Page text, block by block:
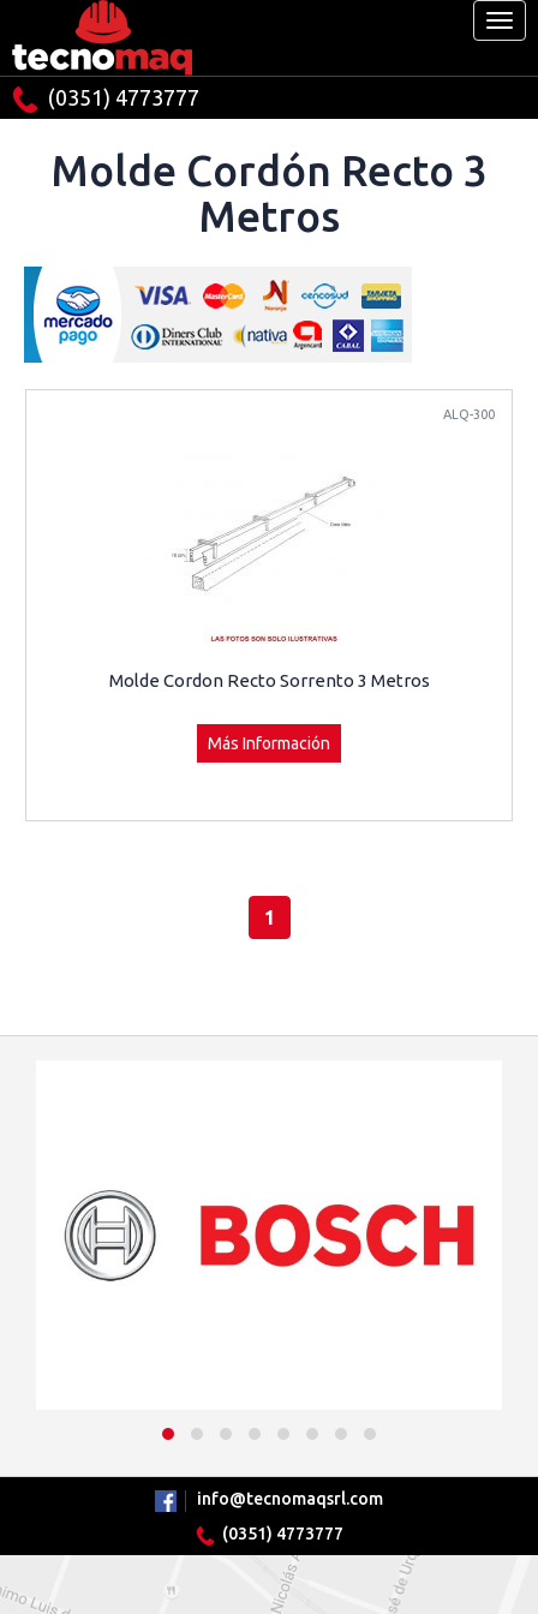
(0351) 4773777
Molde Cordón Recto 3
Metros
ALQ-300
Molde Cordon Recto Sorrento 3 Metros
Más Información
1
info@tecnomaqsrl.com
(0351) 4773777